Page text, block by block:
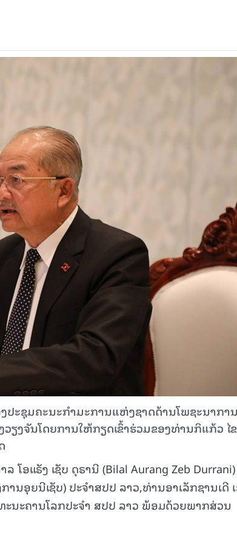
ະຊຸມຄະນະກຳມະການແຫ່ງຊາດດ້ານໂພຊະນາການ
ງຈັນໂດຍການໃຫ້ກຽດເຂົ້າຮ່ວມຂອງທ່ານກິແກ້ວ ໄ
ອແຣັງ ເຊັບ ດຸຣານີ (Bilal Aurang Zeb
ນອຸຍນີເຊັບ) ປະຈຳສປປ ລາວ,ທ່ານອາເລັກຊານເດີ
ນະຄານໂລກປະຈຳ ສປປ ລາວ ພ້ອມດ້ວຍພາກສ່ວນ